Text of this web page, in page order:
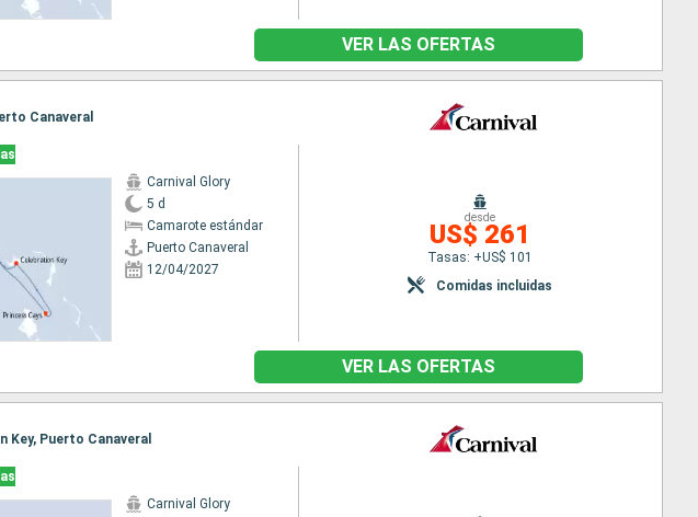
VER LAS OFERTAS
Canaveral
Carnival Glory
5 d
Camarote estándar
Puerto Canaveral
12/04/2027
desde
US$ 261
Tasas: +US$ 101
Comidas incluidas
VER LAS OFERTAS
Key, Puerto Canaveral
Carnival Glory